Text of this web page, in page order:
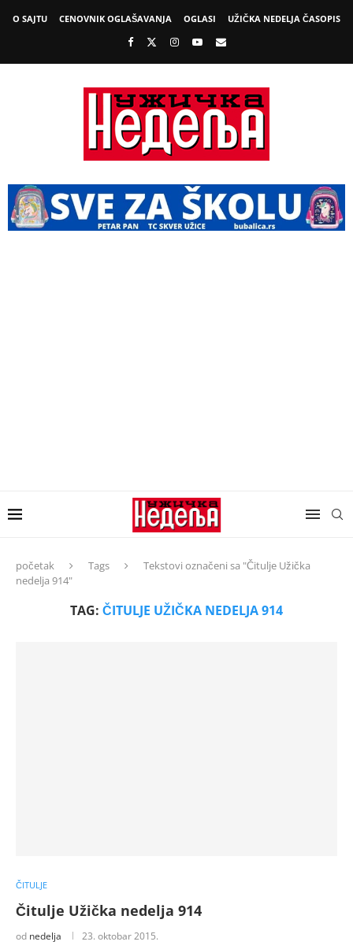
O SAJTU CENOVNIK OGLAŠAVANJA OGLASI UŽIČKA NEDELJA ČASOPIS
početak Tags
Tekstovi označeni sa "Čitulje Užička
nedelja 914"
TAG: ČITULJE UŽIČKA NEDELJA 914
ČITULJE
Čitulje Užička nedelja 914
od nedelja 23. oktobar 2015.